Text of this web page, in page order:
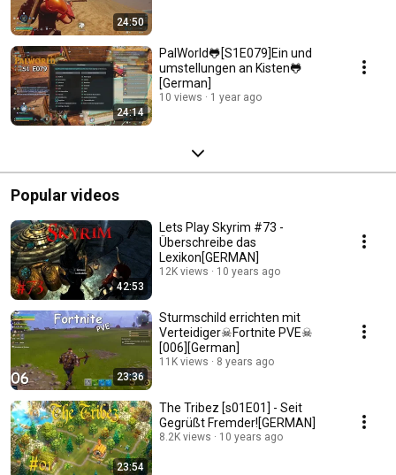
24:50
24:14
PalWorld🐸[S1E079]Ein und
umstellungen an Kisten🐸
[German]
10 views 1 year ago
Popular videos
42:53
Lets Play Skyrim #73 -
Überschreibe das
Lexikon[GERMAN]
12K views 10 years ago
23:36
Sturmschild errichten mit
Verteidiger☠Fortnite PVE☠
[006][German]
11K views 8 years ago
23:54
The Tribez [s01E01] - Seit
Gegrüßt Fremder![GERMAN]
8.2K views 10 years ago